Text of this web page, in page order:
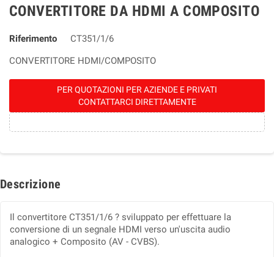
CONVERTITORE DA HDMI A COMPOSITO
Riferimento
CT351/1/6
CONVERTITORE HDMI/COMPOSITO
PER QUOTAZIONI PER AZIENDE E PRIVATI
CONTATTARCI DIRETTAMENTE
Descrizione
Il convertitore CT351/1/6 ? sviluppato per effettuare la
conversione di un segnale HDMI verso un'uscita audio
analogico + Composito (AV - CVBS).